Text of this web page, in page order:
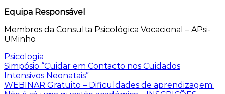
Equipa Responsável
Membros da Consulta Psicológica Vocacional – APsi-
UMinho
Psicologia
Navegação
de
Simpósio “Cuidar em Contacto nos Cuidados
Intensivos Neonatais”
WEBINAR Gratuito – Dificuldades de aprendizagem: